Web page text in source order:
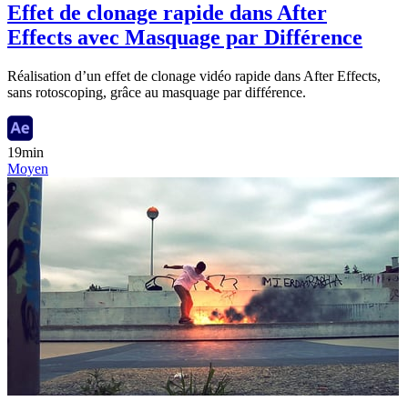
Effet de clonage rapide dans After
Effects avec Masquage par Différence
Réalisation d’un effet de clonage vidéo rapide dans After Effects,
sans rotoscoping, grâce au masquage par différence.
19min
Moyen